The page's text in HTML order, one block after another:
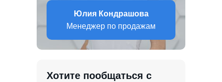
Хотите пообщаться с
Юлия Кондрашова
Менеджер по продажам